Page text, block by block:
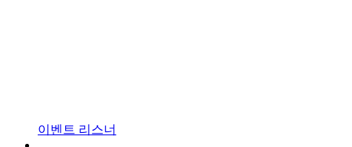
이벤트 리스너